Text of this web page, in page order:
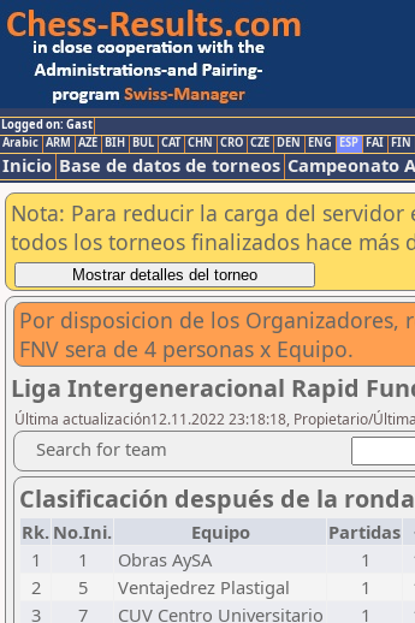
Logged on: Gast
Arabic ARM AZE BIH BUL CAT CHN CRO CZE DEN ENG ESP FAI FIN
Inicio Base de datos de torneos Campeonato
Nota: Para reducir la carga del
todos los torneos finalizados hace más
Por disposicion de los Organizadores,
FNV sera de 4 personas x Equipo.
Liga Intergeneracional Rapid
Última actualización12.11.2022 23:18:18, Propietario/
Search for team
Clasificación después de la
Rk. No.Ini. Equipo Partidas
1
1 Obras AySA 1
2
5 Ventajedrez Plastigal 1
3
7 CUV Centro Universitario 1